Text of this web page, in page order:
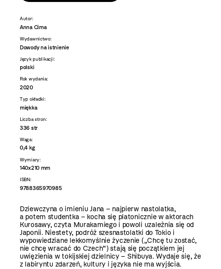
Autor:
Anna Cima
Wydawnictwo:
Dowody na istnienie
Język publikacji:
polski
Rok wydania:
2020
Typ okładki:
miękka
Liczba stron:
336 str
Waga:
0,4 kg
Wymiary:
140x210 mm
ISBN:
9788365970985
Dziewczyna o imieniu Jana – najpierw nastolatka,
a potem studentka – kocha się platonicznie w aktorach
Kurosawy, czyta Murakamiego i powoli uzależnia się od
Japonii. Niestety, podróż szesnastolatki do Tokio i
wypowiedziane lekkomyślnie życzenie („Chcę tu zostać,
nie chcę wracać do Czech”) stają się początkiem jej
uwięzienia w tokijskiej dzielnicy – Shibuya. Wydaje się, że
z labiryntu zdarzeń, kultury i języka nie ma wyjścia.